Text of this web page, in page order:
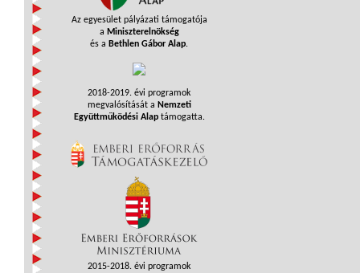
Az egyesület pályázati támogatója
a Miniszterelnökség
és a Bethlen Gábor Alap.
2018-2019. évi programok
megvalósítását a Nemzeti
Együttműködési Alaptámogatta.
2015-2018. évi programok